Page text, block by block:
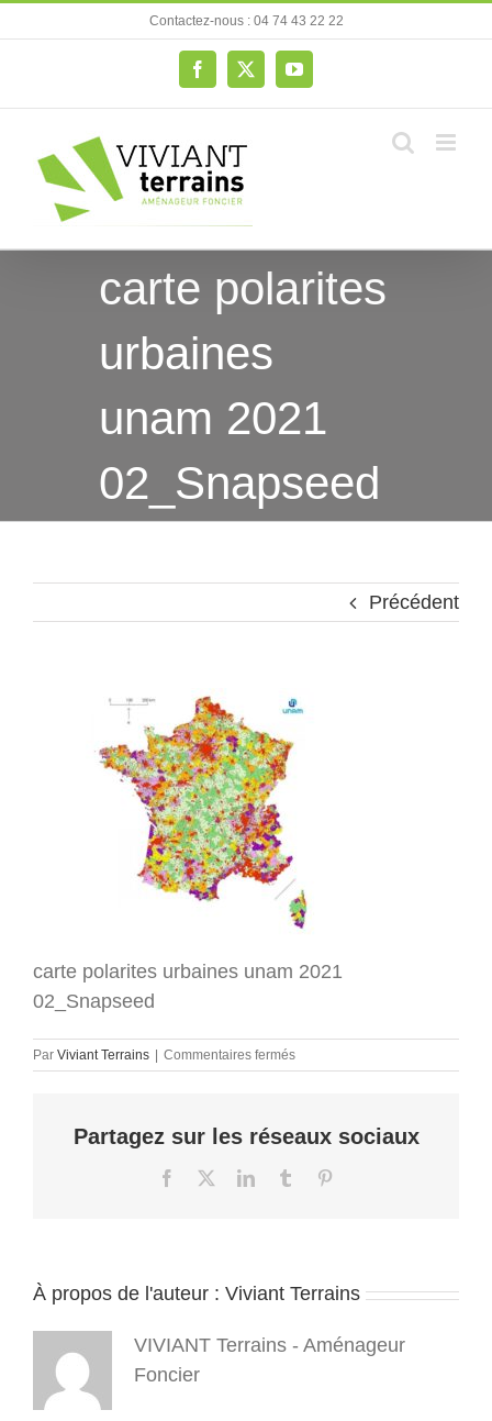
au
Contactez-nous : 04 74 43 22 22
Facebook
X YouTube
carte polarites
urbaines
unam 2021
02_Snapseed
Précédent
carte polarites urbaines unam 2021
02_Snapseed
Par Viviant Terrains Commentaires ferméssur
carte
unam
02_Snapseed
Partagez sur les réseaux sociaux
Facebook LinkedInTumblr
À propos de l'auteur : Viviant Terrains
VIVIANT Terrains - Aménageur
Foncier